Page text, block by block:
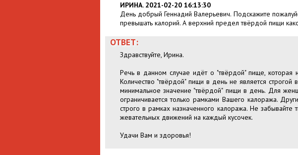
ИРИНА. 2021-02-20 16:13:30
День добрый Геннадий Валерьевич. Подскажите
превышать калорий. А верхний предел твёрдой пищи
ОТВЕТ:
Здравствуйте, Ирина.
Речь в данном случае идёт о "твёрдой" пище,
Количество "твёрдой" пищи в день не является
минимальное значение "твёрдой" пищи в день. Для
ограничивается только рамками Вашего калоража.
строго в рамках назначенного калоража. Не
жевательных движений на каждый кусочек.
Удачи Вам и здоровья!